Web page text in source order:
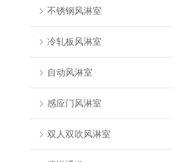
不锈钢风淋室
冷轧板风淋室
自动风淋室
感应门风淋室
双人双吹风淋室